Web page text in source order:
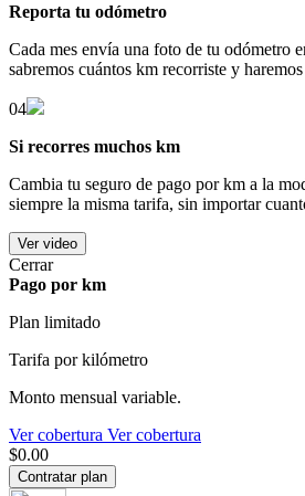
Reporta tu odómetro
Cada mes envía una foto de tu odómetro
sabremos cuántos km recorriste y
04
Si recorres muchos km
Cambia tu seguro de pago por km a la
siempre la misma tarifa, sin importar
Ver video
Cerrar
Pago por km
Plan limitado
Tarifa por kilómetro
Monto mensual variable.
Ver cobertura Ver cobertura
$0.00
Contratar plan